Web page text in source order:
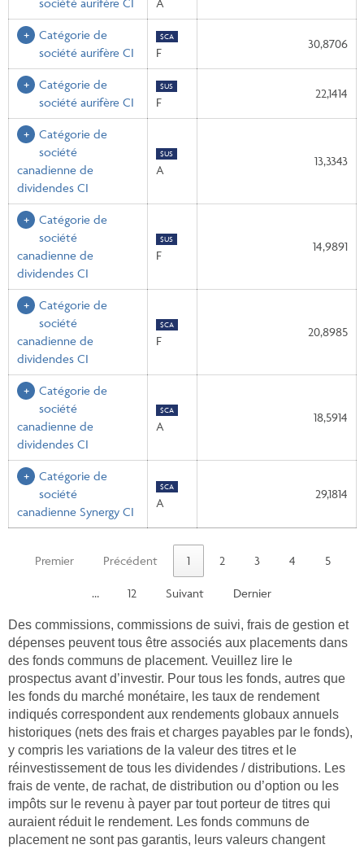
société aurifère CI A
Catégorie de
société aurifère CI
$CA
F
30,8706
Catégorie de
société aurifère CI
$US
F
22,1414
Catégorie de
société
canadienne de
dividendes CI
$US
A
13,3343
Catégorie de
société
canadienne de
dividendes CI
$US
F
14,9891
Catégorie de
société
canadienne de
dividendes CI
$CA
F
20,8985
Catégorie de
société
canadienne de
dividendes CI
$CA
A
18,5914
Catégorie de
société
canadienne Synergy CI
$CA
A
29,1814
Premier Précédent 1 2 3 4 5
… 12 Suivant Dernier
Des commissions, commissions de suivi, frais de gestion et
dépenses peuvent tous être associés aux placements dans
des fonds communs de placement. Veuillez lire le
prospectus avant d’investir. Pour tous les fonds, autres que
les fonds du marché monétaire, les taux de rendement
indiqués correspondent aux rendements globaux annuels
historiques (nets des frais et charges payables par le fonds),
y compris les variations de la valeur des titres et le
réinvestissement de tous les dividendes / distributions. Les
frais de vente, de rachat, de distribution ou d’option ou les
impôts sur le revenu à payer par tout porteur de titres qui
auraient réduit le rendement. Les fonds communs de
placement ne sont pas garantis, leurs valeurs changent